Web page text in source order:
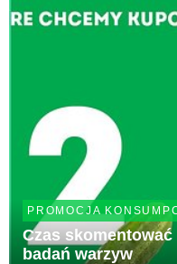
PROMOCJA
Czas
badań warzyw